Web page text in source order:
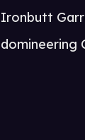
Ironbutt
domineering